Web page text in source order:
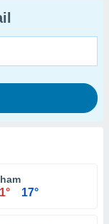
17°